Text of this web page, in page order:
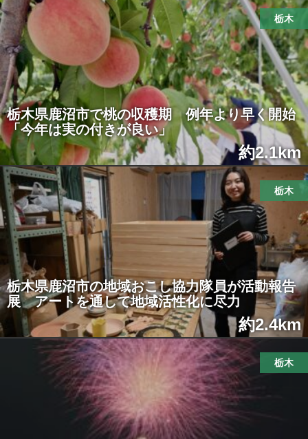
栃木
栃木県鹿沼市で桃の収穫期 例年より早く開始
「今年は実の付きが良い」
約2.1km
栃木
栃木県鹿沼市の地域おこし協力隊員が活動報告
展 アートを通して地域活性化に尽力
約2.4km
栃木